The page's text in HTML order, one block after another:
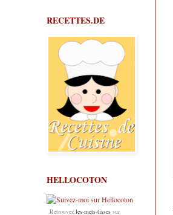
RECETTES.DE
HELLOCOTON
Retrouvez les-mets-tisses sur